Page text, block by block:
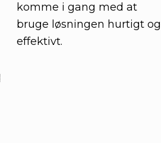
komme i gang med at
bruge løsningen hurtigt og
effektivt.